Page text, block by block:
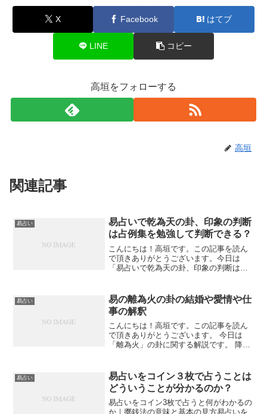
X Facebook はてブ
LINE コピー
高垣をフォローする
高垣
関連記事
易占い
易占いで乾為天の卦、印象の判断
は占例集を勉強して判断できる？
こんにちは！高垣です。この記事を読ん
で頂きありがとうございます。今日は
「易占いで乾為天の卦、印象の判断は占
す。易占いで乾為天の卦、印象の判断は
占例集を勉強しないと解釈が難...
易占い
易の離為火の卦の結婚や愛情や仕
事の解釈
こんにちは！高垣です。この記事を読ん
で頂きありがとうございます。 今日は
「離為火」の卦に関する解説です。 降り
むせ返るような匂いは青年のあふれる情
熱を思わせますね。 こ...
易占い
易占いをコイン３枚で占うことは
どういうことが分かるのか？
易占いをコイン3枚で占うと何がわかるの
か｜擲銭法の意味と基本の見方易占いを